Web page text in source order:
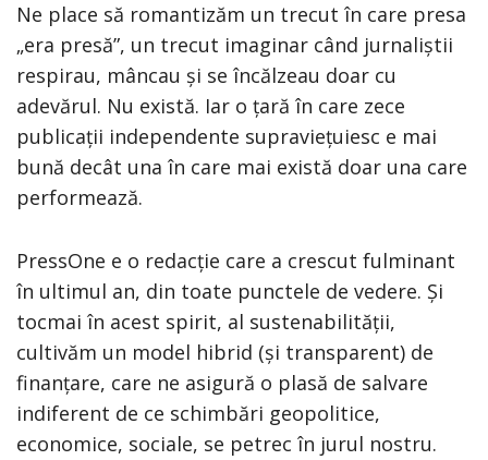
Ne place să romantizăm un trecut în care presa
„era presă”, un trecut imaginar când jurnaliștii
respirau, mâncau și se încălzeau doar cu
adevărul. Nu există. Iar o țară în care zece
publicații independente supraviețuiesc e mai
bună decât una în care mai există doar una care
performează.
PressOne e o redacție care a crescut fulminant
în ultimul an, din toate punctele de vedere. Și
tocmai în acest spirit, al sustenabilității,
cultivăm un model hibrid (și transparent) de
finanțare, care ne asigură o plasă de salvare
indiferent de ce schimbări geopolitice,
economice, sociale, se petrec în jurul nostru.